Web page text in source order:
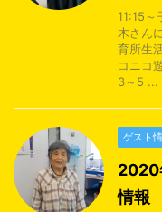
11:15～
木さん
育所生
コニコ
3～5 ...
ゲスト
情報